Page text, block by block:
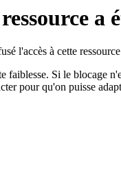
a
l'accès à cette
faiblesse. Si le blocage
pour qu'on puisse